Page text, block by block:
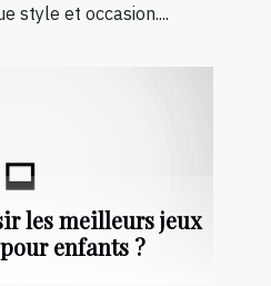
style et occasion....
les meilleurs jeux
enfants ?